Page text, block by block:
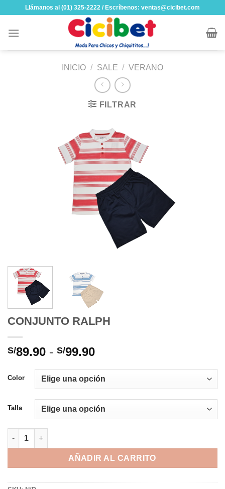
content
Llámanos al (01) 325-2222 / Escríbenos: ventas@cicibet.com
INICIO / SALE / VERANO
FILTRAR
CONJUNTO RALPH
S/89.90 - S/99.90Rango
precios:
desde
S/89.90
hasta
S/99.90
Color
Talla
CONJUNTO RALPH cantidad
AÑADIR AL CARRITO